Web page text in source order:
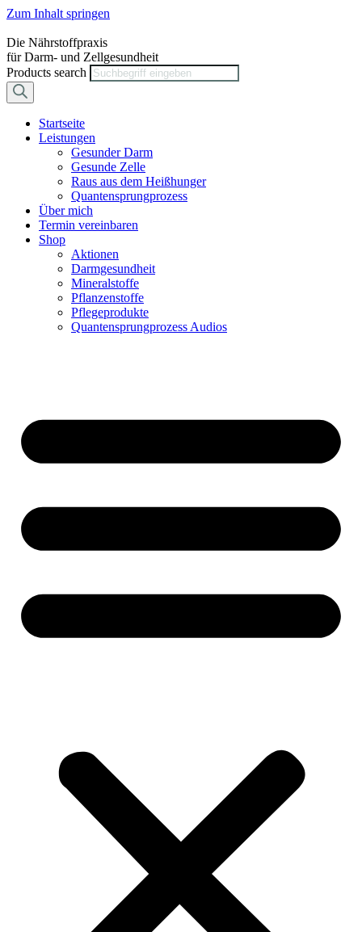
Zum Inhalt springen
Die Nährstoffpraxis
für Darm- und Zellgesundheit
Products search
Startseite
Leistungen
Gesunder Darm
Gesunde Zelle
Raus aus dem Heißhunger
Quantensprungprozess
Über mich
Termin vereinbaren
Shop
Aktionen
Darmgesundheit
Mineralstoffe
Pflanzenstoffe
Pflegeprodukte
Quantensprungprozess Audios